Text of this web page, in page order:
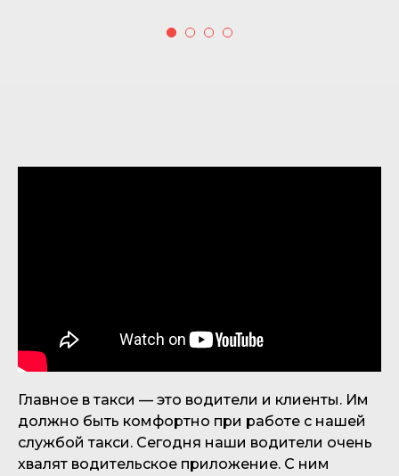
Главное в такси — это водители и клиенты. Им
должно быть комфортно при работе с нашей
службой такси. Сегодня наши водители очень
хвалят водительское приложение. С ним